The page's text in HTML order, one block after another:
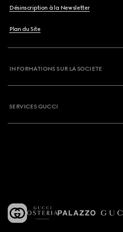
Désinscription à la Newsletter
Plan du Site
INFORMATIONS SUR LA SOCIETE
SERVICES GUCCI